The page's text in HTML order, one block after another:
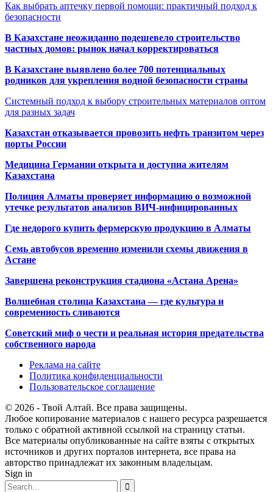
Как выбрать аптечку первой помощи: практичный подход к
безопасности
В Казахстане неожиданно подешевело строительство
частных домов: рынок начал корректироваться
В Казахстане выявлено более 700 потенциальных
родников для укрепления водной безопасности страны
Системный подход к выбору строительных материалов оптом
для разных задач
Казахстан отказывается провозить нефть транзитом через
порты России
Медицина Германии открыта и доступна жителям
Казахстана
Полиция Алматы проверяет информацию о возможной
утечке результатов анализов ВИЧ-инфицированных
Где недорого купить фермерскую продукцию в Алматы
Семь автобусов временно изменили схемы движения в
Астане
Завершена реконструкция стадиона «Астана Арена»
Волшебная столица Казахстана — где культура и
современность сливаются
Советский миф о чести и реальная история предательства
собственного народа
Реклама на сайте
Политика конфиденциальности
Пользовательское соглашение
© 2026 - Твой Алтай. Все права защищены.
Любое копирование материалов с нашего ресурса разрешается
только с обратной активной ссылкой на страницу статьи.
Все материалы опубликованные на сайте взяты с открытых
источников и других порталов интернета, все права на
авторство принадлежат их законным владельцам.
Sign in